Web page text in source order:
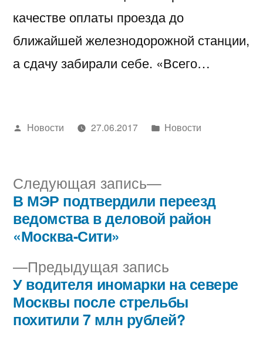
качестве оплаты проезда до
ближайшей железнодорожной станции,
а сдачу забирали себе. «Всего…
Написано
Новости 27.06.2017
Написано
Новости
Навигация
по
записям
Предыдущая запись
запись:
У водителя иномарки на севере
Москвы после стрельбы
похитили 7 млн рублей?
Следующая запись
Следующая
запись:
В МЭР подтвердили переезд
ведомства в деловой район
«Москва-Сити»